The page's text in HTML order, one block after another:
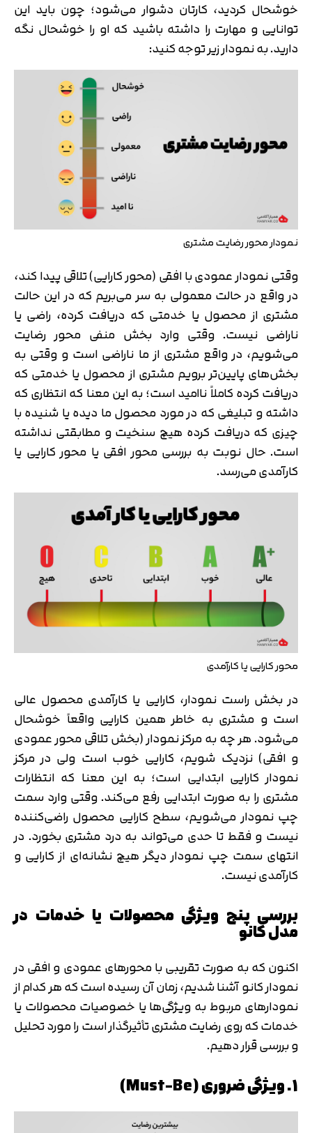
خوشحال کردید، کارتان دشوار می‌شود؛ چون باید این
توانایی و مهارت را داشته باشید که او را خوشحال نگه
دارید. به نمودار زیر توجه کنید:
نمودار محور رضایت مشتری
وقتی نمودار عمودی با افقی (محور کارایی) تلاقی پیدا کند،
در واقع در حالت معمولی به سر می‌بریم که در این حالت
مشتری از محصول یا خدمتی که دریافت کرده، راضی یا
ناراضی نیست. وقتی وارد بخش منفی محور رضایت
می‌شویم، در واقع مشتری از ما ناراضی است و وقتی به
بخش‌های پایین‌تر برویم مشتری از محصول یا خدمتی که
دریافت کرده کاملاً ناامید است؛ به این معنا که انتظاری که
داشته و تبلیغی که در مورد محصول ما دیده یا شنیده با
چیزی که دریافت کرده هیچ سنخیت و مطابقتی نداشته
است. حال نوبت به بررسی محور افقی یا محور کارایی یا
کارآمدی می‌رسد.
محور کارایی یا کارآمدی
در بخش راست نمودار، کارایی یا کارآمدی محصول عالی
است و مشتری به خاطر همین کارایی واقعاً خوشحال
می‌شود. هر چه به مرکز نمودار (بخش تلاقی محور عمودی
و افقی) نزدیک شویم، کارایی خوب است ولی در مرکز
نمودار کارایی ابتدایی است؛ به این معنا که انتظارات
مشتری را به صورت ابتدایی رفع می‌کند. وقتی وارد سمت
چپ نمودار می‌شویم، سطح کارایی محصول راضی‌کننده
نیست و فقط تا حدی می‌تواند به درد مشتری بخورد. در
انتهای سمت چپ نمودار دیگر هیچ نشانه‌ای از کارایی و
کارآمدی نیست.
بررسی پنج ویژگی محصولات یا خدمات در
مدل کانو
اکنون که به صورت تقریبی با محورهای عمودی و افقی در
نمودار کانو آشنا شدیم، زمان آن رسیده است که هر کدام از
نمودارهای مربوط به ویژگی‌ها یا خصوصیات محصولات یا
خدمات که روی رضایت مشتری تأثیرگذار است را مورد تحلیل
و بررسی قرار دهیم.
1. ویژگی ضروری (Must-Be)